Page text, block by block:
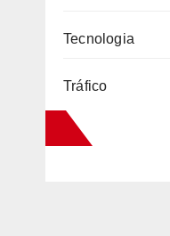
Tecnologia
Tráfico